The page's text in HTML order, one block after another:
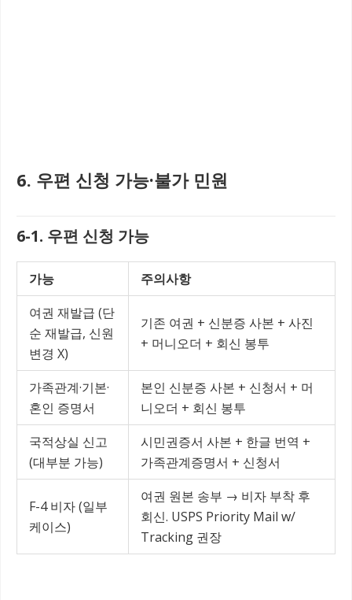
6. 우편 신청 가능·불가 민원
6-1. 우편 신청 가능
가능
주의사항
여권 재발급 (단
순 재발급, 신원
변경 X)
기존 여권 + 신분증 사본 + 사진
+ 머니오더 + 회신 봉투
가족관계·기본·
혼인 증명서
본인 신분증 사본 + 신청서 + 머
니오더 + 회신 봉투
국적상실 신고
(대부분 가능)
시민권증서 사본 + 한글 번역 +
가족관계증명서 + 신청서
F-4 비자 (일부
케이스)
여권 원본 송부 → 비자 부착 후
회신. USPS Priority Mail w/
Tracking 권장